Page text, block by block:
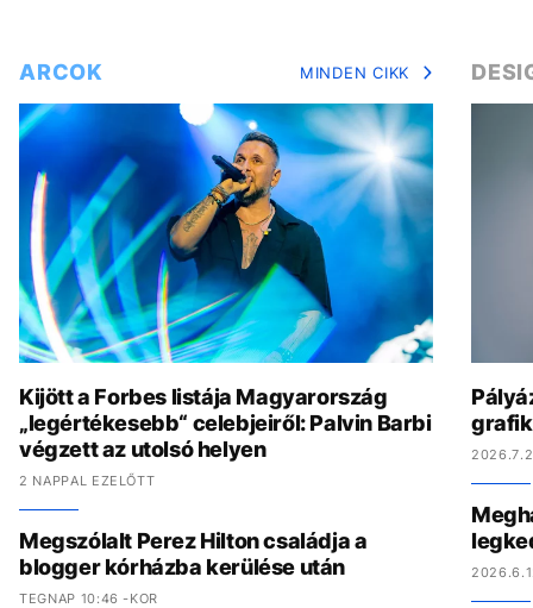
ARCOK MINDEN CIKK
Kijött a Forbes listája Magyarország
„legértékesebb“ celebjeiről: Palvin Barbi
végzett az utolsó helyen
2 NAPPAL EZELŐTT
Megszólalt Perez Hilton családja a
blogger kórházba kerülése után
TEGNAP 10:46 -KOR